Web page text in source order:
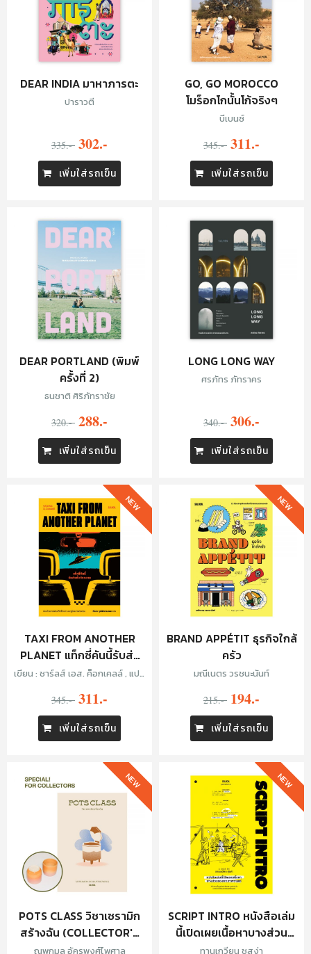
DEAR INDIA มาหาภารตะ
ปาราวตี
335.- 302.-
เพิ่มใส่รถเข็น
GO, GO MOROCCO
โมร็อกโกนั้นโก้จริงๆ
บีเบนซ์
345.- 311.-
เพิ่มใส่รถเข็น
DEAR PORTLAND (พิมพ์
ครั้งที่ 2)
ธนชาติ ศิริภัทราชัย
320.- 288.-
เพิ่มใส่รถเข็น
LONG LONG WAY
ศรภัทร ภัทราคร
340.- 306.-
เพิ่มใส่รถเข็น
TAXI FROM ANOTHER
PLANET แท็กซี่คันนี้รับส่ง
ทั่วจักรวาล
เขียน : ชาร์ลส์ เอส. ค็อกเคลล์ , แปล
345.- 311.-
เพิ่มใส่รถเข็น
NEW
BRAND APPÉTIT ธุรกิจใกล้
ครัว
มณีเนตร วรชนะนันท์
215.- 194.-
เพิ่มใส่รถเข็น
NEW
POTS CLASS วิชาเซรามิก
สร้างฉัน (COLLECTOR'S
EDITION)
ณพกมล อัครพงศ์ไพศาล
NEW
SCRIPT INTRO หนังสือเล่ม
นี้เปิดเผยเนื้อหาบางส่วน
ของบทภาพยนตร์
ทานเกวียน ชูสง่า
NEW